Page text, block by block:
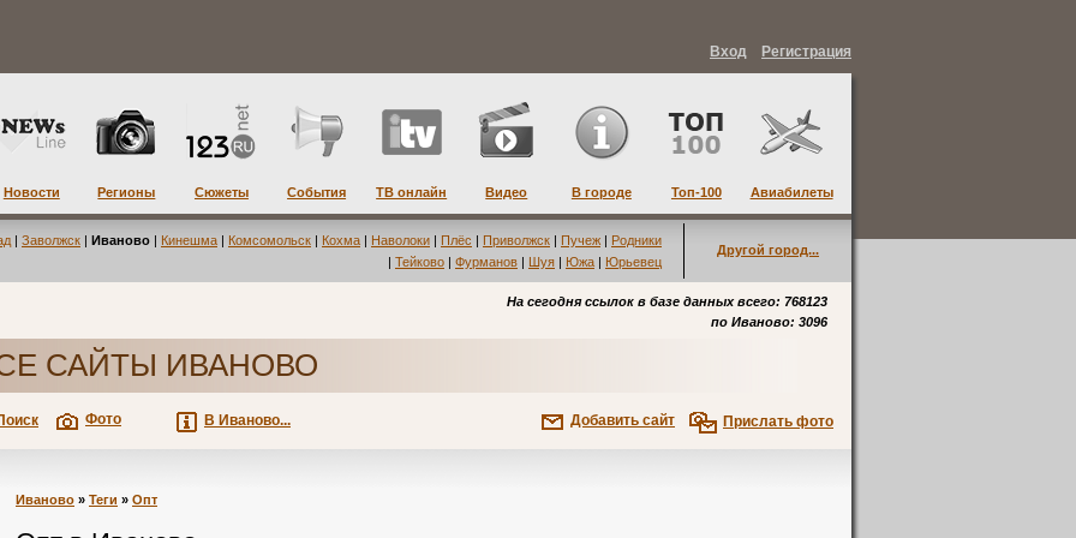
Вход Регистрация
Новости Регионы Сюжеты События ТВ онлайн Видео В городе Топ-100 Авиабилеты
| Заволжск | Иваново | Кинешма | Комсомольск | Кохма | Наволоки | Плёс | Приволжск | Пучеж | Родники
| Тейково | Фурманов | Шуя | Южа | Юрьевец
Другой город...
На сегодня ссылок в базе данных всего: 768123
по Иваново: 3096
САЙТЫ ИВАНОВО
Фото В Иваново... Прислать фото
Добавить сайт
Иваново » Теги » Опт